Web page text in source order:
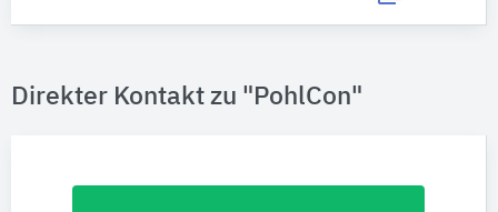
Direkter Kontakt zu "PohlCon"